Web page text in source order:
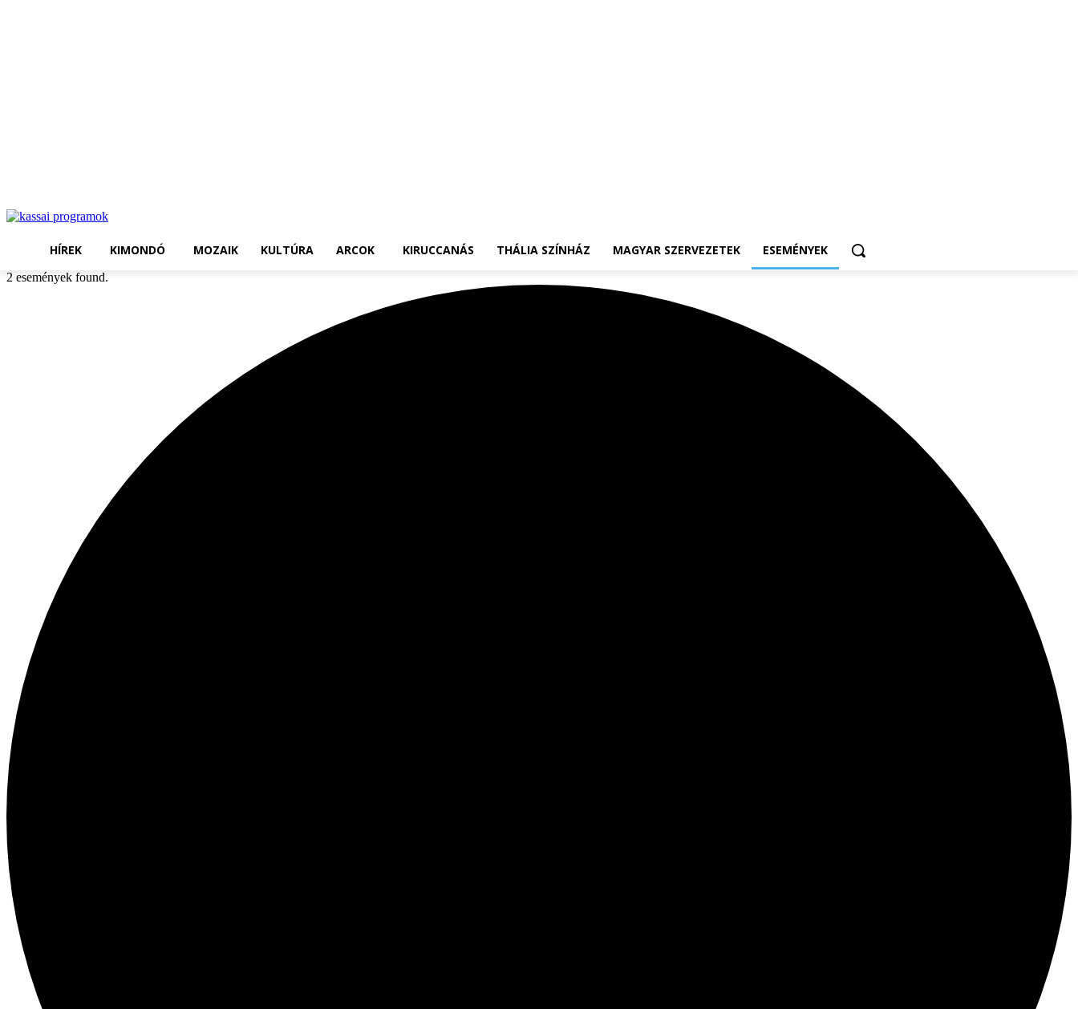
HÍREK KIMONDÓ MOZAIK KULTÚRA ARCOK KIRUCCANÁS THÁLIA SZÍNHÁZ MAGYAR SZERVEZETEK ESEMÉNYEK
2 események found.